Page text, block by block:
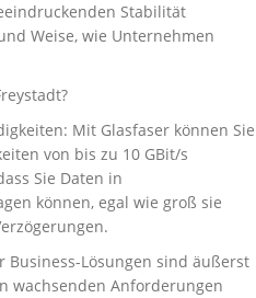
Stabilität
Weise, wie Unternehmen
Mit Glasfaser können Sie
von bis zu 10 GBit/s
Sie Daten in
können, egal wie groß sie
Business-Lösungen sind äußerst
wachsenden Anforderungen